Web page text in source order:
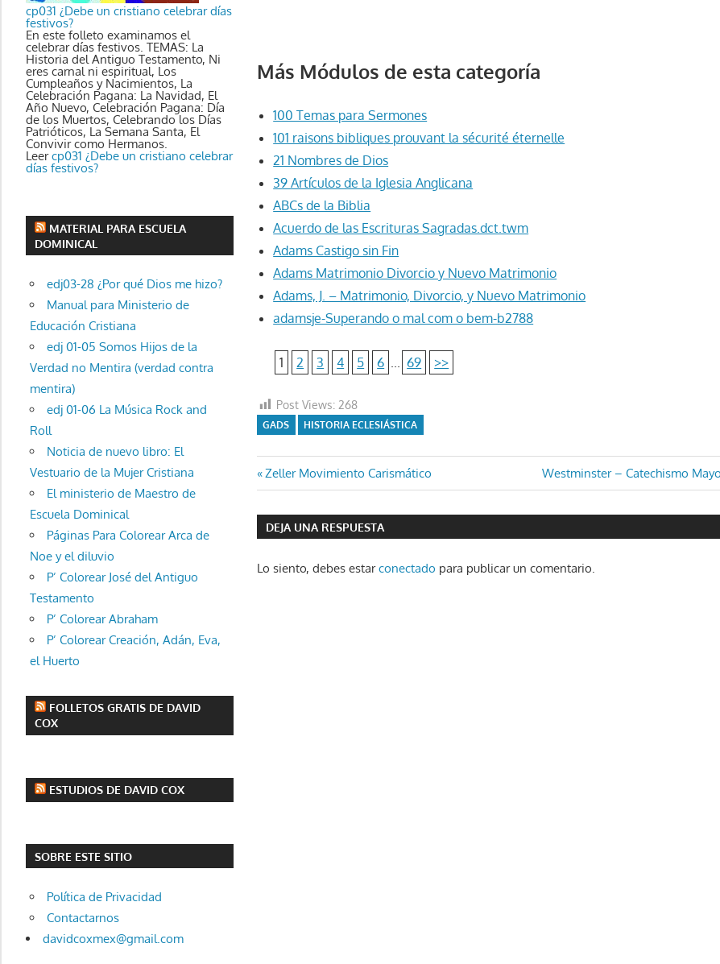
Más Módulos de esta categoría
100 Temas para Sermones
101 raisons bibliques prouvant la sécurité éternelle
21 Nombres de Dios
39 Artículos de la Iglesia Anglicana
ABCs de la Biblia
Acuerdo de las Escrituras Sagradas.dct.twm
Adams Castigo sin Fin
Adams Matrimonio Divorcio y Nuevo Matrimonio
Adams, J. – Matrimonio, Divorcio, y Nuevo Matrimonio
adamsje-Superando o mal com o bem-b2788
1 2 3 4 5 6 ... 69 >>
Post Views: 268
GADS HISTORIA ECLESIÁSTICA
Navegación
de
entradas
Entrada
anterior:
Zeller Movimiento Carismático
Entrada
siguiente:
Westminster – Catechismo
DEJA UNA RESPUESTA
Lo siento, debes estarconectado para publicar un comentario.
cp031 ¿Debe un cristiano celebrar días
festivos?
En este folleto examinamos el
celebrar días festivos. TEMAS: La
Historia del Antiguo Testamento, Ni
eres carnal ni espiritual, Los
Cumpleaños y Nacimientos, La
Celebración Pagana: La Navidad, El
Año Nuevo, Celebración Pagana: Día
de los Muertos, Celebrando los Días
Patrióticos, La Semana Santa, El
Convivir como Hermanos.
Leercp031 ¿Debe un cristiano celebrar
días festivos?
MATERIAL PARA ESCUELA
DOMINICAL
edj03-28 ¿Por qué Dios me hizo?
Manual para Ministerio de
Educación Cristiana
edj 01-05 Somos Hijos de la
Verdad no Mentira (verdad contra
mentira)
edj 01-06 La Música Rock and
Roll
Noticia de nuevo libro: El
Vestuario de la Mujer Cristiana
El ministerio de Maestro de
Escuela Dominical
Páginas Para Colorear Arca de
Noe y el diluvio
P’ Colorear José del Antiguo
Testamento
P’ Colorear Abraham
P’ Colorear Creación, Adán, Eva,
el Huerto
FOLLETOS GRATIS DE DAVID
COX
ESTUDIOS DE DAVID COX
SOBRE ESTE SITIO
Política de Privacidad
Contactarnos
davidcoxmex@gmail.com